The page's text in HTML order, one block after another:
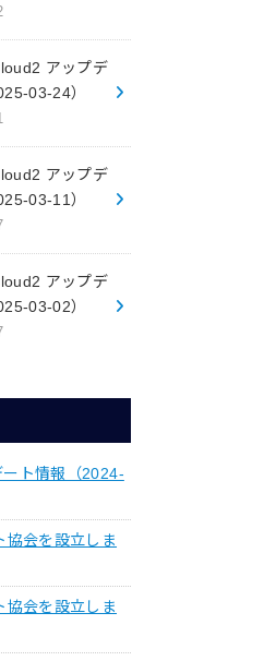
アップデ
03-24）
アップデ
03-11）
アップデ
03-02）
ト情報（2024-
協会を設立しま
協会を設立しま